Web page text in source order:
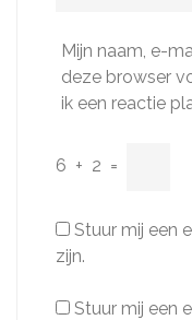
Mijn naam, e-
deze browser
ik een reactie
6 + 2 =
Stuur mij een
zijn.
Stuur mij een